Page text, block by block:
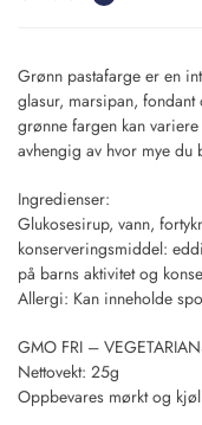
Grønn pastafarge er en
glasur, marsipan, fondant
grønne fargen kan
avhengig av hvor mye du
Ingredienser:
Glukosesirup, vann,
konserveringsmiddel:
på barns aktivitet og
Allergi: Kan inneholde
GMO FRI –
Nettovekt: 25g
Oppbevares mørkt og